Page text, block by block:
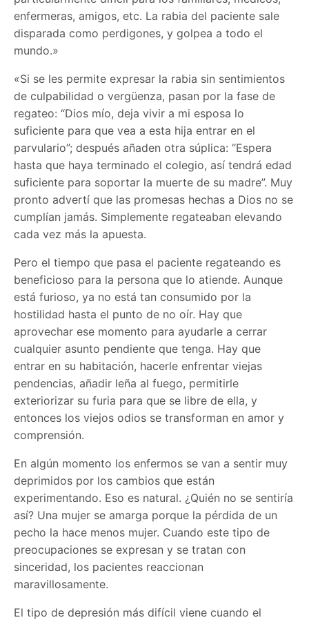
enfermeras, amigos, etc. La rabia del paciente sale
disparada como perdigones, y golpea a todo el
mundo.»
«Si se les permite expresar la rabia sin sentimientos
de culpabilidad o vergüenza, pasan por la fase de
regateo: “Dios mío, deja vivir a mi esposa lo
suficiente para que vea a esta hija entrar en el
parvulario”; después añaden otra súplica: “Espera
hasta que haya terminado el colegio, así tendrá edad
suficiente para soportar la muerte de su madre”. Muy
pronto advertí que las promesas hechas a Dios no se
cumplían jamás. Simplemente regateaban elevando
cada vez más la apuesta.
Pero el tiempo que pasa el paciente regateando es
beneficioso para la persona que lo atiende. Aunque
está furioso, ya no está tan consumido por la
hostilidad hasta el punto de no oír. Hay que
aprovechar ese momento para ayudarle a cerrar
cualquier asunto pendiente que tenga. Hay que
entrar en su habitación, hacerle enfrentar viejas
pendencias, añadir leña al fuego, permitirle
exteriorizar su furia para que se libre de ella, y
entonces los viejos odios se transforman en amor y
comprensión.
En algún momento los enfermos se van a sentir muy
deprimidos por los cambios que están
experimentando. Eso es natural. ¿Quién no se sentiría
así? Una mujer se amarga porque la pérdida de un
pecho la hace menos mujer. Cuando este tipo de
preocupaciones se expresan y se tratan con
sinceridad, los pacientes reaccionan
maravillosamente.
El tipo de depresión más difícil viene cuando el